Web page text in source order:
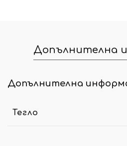
Допълнителна
Допълнителна
Тегло